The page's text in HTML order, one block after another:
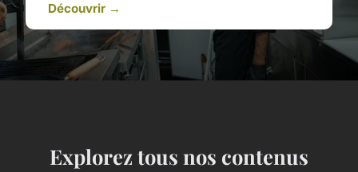
Découvrir →
Explorez tous nos contenus